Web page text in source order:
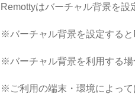
Remottyはバーチャル背景を設
※バーチャル背景を設定すると
※バーチャル背景を利用する場
※ご利用の端末・環境によって